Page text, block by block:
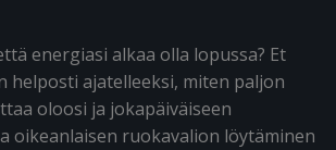
energiasi alkaa olla lopussa? Et
helposti ajatelleeksi, miten paljon
oloosi ja jokapäiväiseen
oikeanlaisen ruokavalion löytäminen